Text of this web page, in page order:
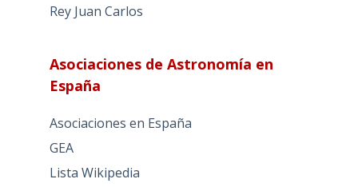
Rey Juan Carlos
Asociaciones de Astronomía en
España
Asociaciones en España
GEA
Lista Wikipedia